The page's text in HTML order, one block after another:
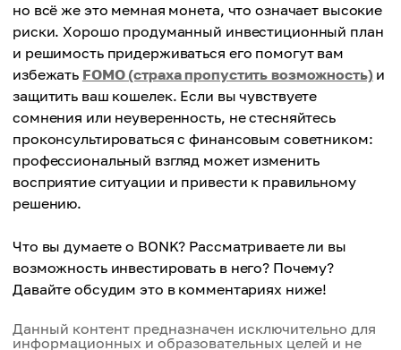
но всё же это мемная монета, что означает высокие
риски. Хорошо продуманный инвестиционный план
и решимость придерживаться его помогут вам
избежать FOMO (страха пропустить возможность) и
защитить ваш кошелек. Если вы чувствуете
сомнения или неуверенность, не стесняйтесь
проконсультироваться с финансовым советником:
профессиональный взгляд может изменить
восприятие ситуации и привести к правильному
решению.
Что вы думаете о BONK? Рассматриваете ли вы
возможность инвестировать в него? Почему?
Давайте обсудим это в комментариях ниже!
Данный контент предназначен исключительно для
информационных и образовательных целей и не